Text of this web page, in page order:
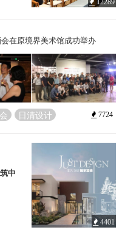
12289
在原境界美术馆成功举办
日清设计 7724
中
4401